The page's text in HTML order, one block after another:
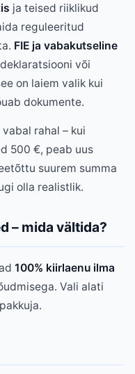
ja teised riiklikud
reguleeritud
FIE ja vabakutseline
või
on laiem valik kui
dokumente.
rahal – kui
500 €, peab uus
suurem summa
olla realistlik.
– mida vältida?
100% kiirlaenu ilma
Vali alati